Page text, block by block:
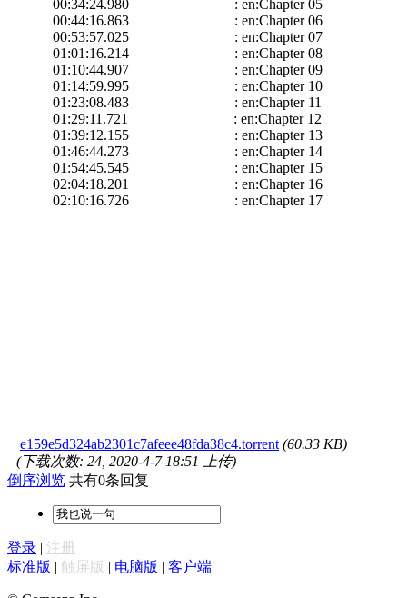
00:34:24.980 : en:Chapter 05
00:44:16.863 : en:Chapter 06
00:53:57.025 : en:Chapter 07
01:01:16.214 : en:Chapter 08
01:10:44.907 : en:Chapter 09
01:14:59.995 : en:Chapter 10
01:23:08.483 : en:Chapter 11
01:29:11.721 : en:Chapter 12
01:39:12.155 : en:Chapter 13
01:46:44.273 : en:Chapter 14
01:54:45.545 : en:Chapter 15
02:04:18.201 : en:Chapter 16
02:10:16.726 : en:Chapter 17
e159e5d324ab2301c7afeee48fda38c4.torrent (60.33 KB)
(下载次数: 24, 2020-4-7 18:51 上传)
倒序浏览 共有0条回复
登录 | 注册
标准版 | 触屏版 | 电脑版 | 客户端